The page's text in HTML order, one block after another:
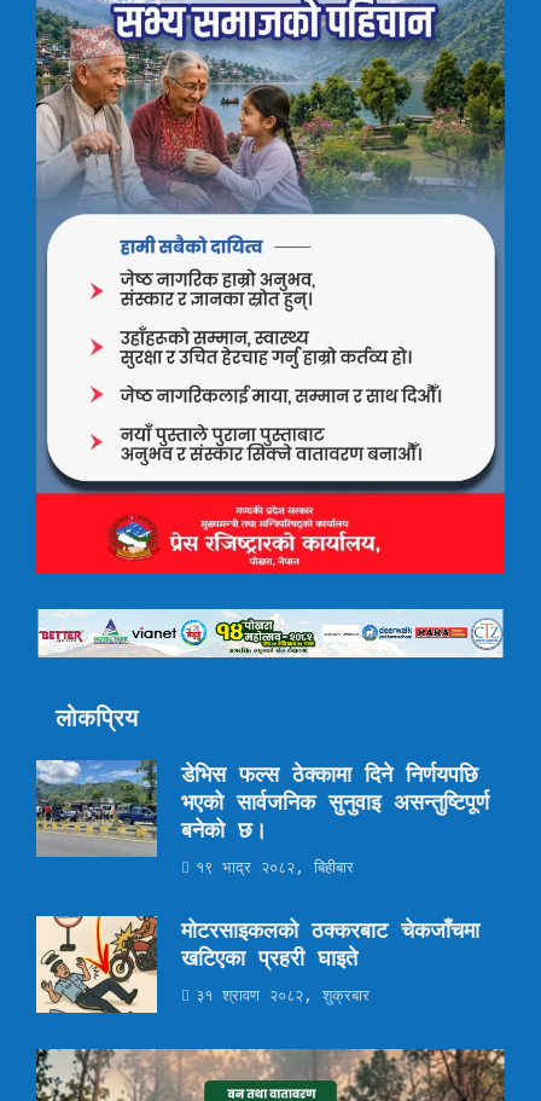
लोकप्रिय
डेभिस फल्स ठेक्कामा दिने निर्णयपछि
भएको सार्वजनिक सुनुवाइ असन्तुष्टिपूर्ण
बनेको छ।
१९ भाद्र २०८२, बिहीबार
मोटरसाइकलको ठक्करबाट चेकजाँचमा
खटिएका प्रहरी घाइते
३१ श्रावण २०८२, शुक्रबार